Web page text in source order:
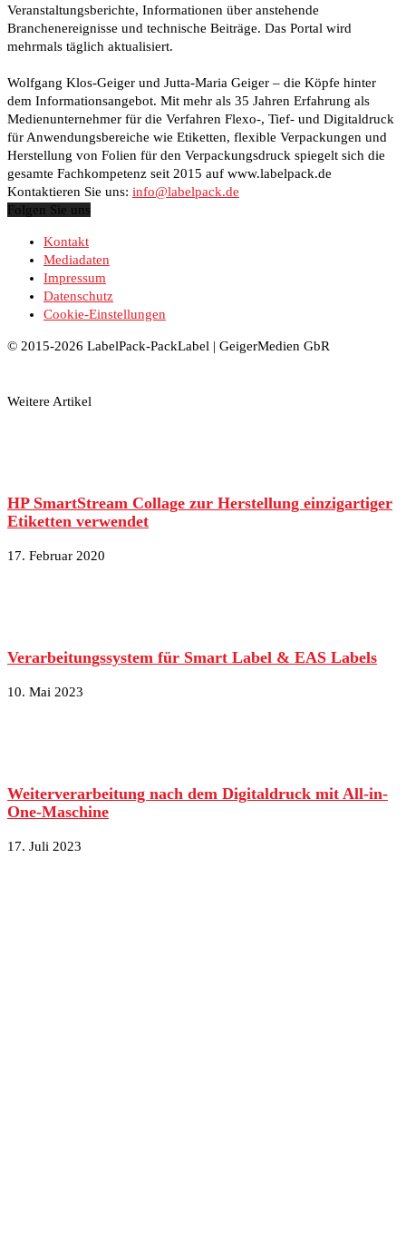
Veranstaltungsberichte, Informationen über anstehende
Branchenereignisse und technische Beiträge. Das Portal wird
mehrmals täglich aktualisiert.
Wolfgang Klos-Geiger und Jutta-Maria Geiger – die Köpfe hinter
dem Informationsangebot. Mit mehr als 35 Jahren Erfahrung als
Medienunternehmer für die Verfahren Flexo-, Tief- und Digitaldruck
für Anwendungsbereiche wie Etiketten, flexible Verpackungen und
Herstellung von Folien für den Verpackungsdruck spiegelt sich die
gesamte Fachkompetenz seit 2015 auf www.labelpack.de
Kontaktieren Sie uns: info@labelpack.de
Folgen Sie uns
Kontakt
Mediadaten
Impressum
Datenschutz
Cookie-Einstellungen
© 2015-2026 LabelPack-PackLabel | GeigerMedien GbR
Weitere Artikel
HP SmartStream Collage zur Herstellung einzigartiger
Etiketten verwendet
17. Februar 2020
Verarbeitungssystem für Smart Label & EAS Labels
10. Mai 2023
Weiterverarbeitung nach dem Digitaldruck mit All-in-
One-Maschine
17. Juli 2023